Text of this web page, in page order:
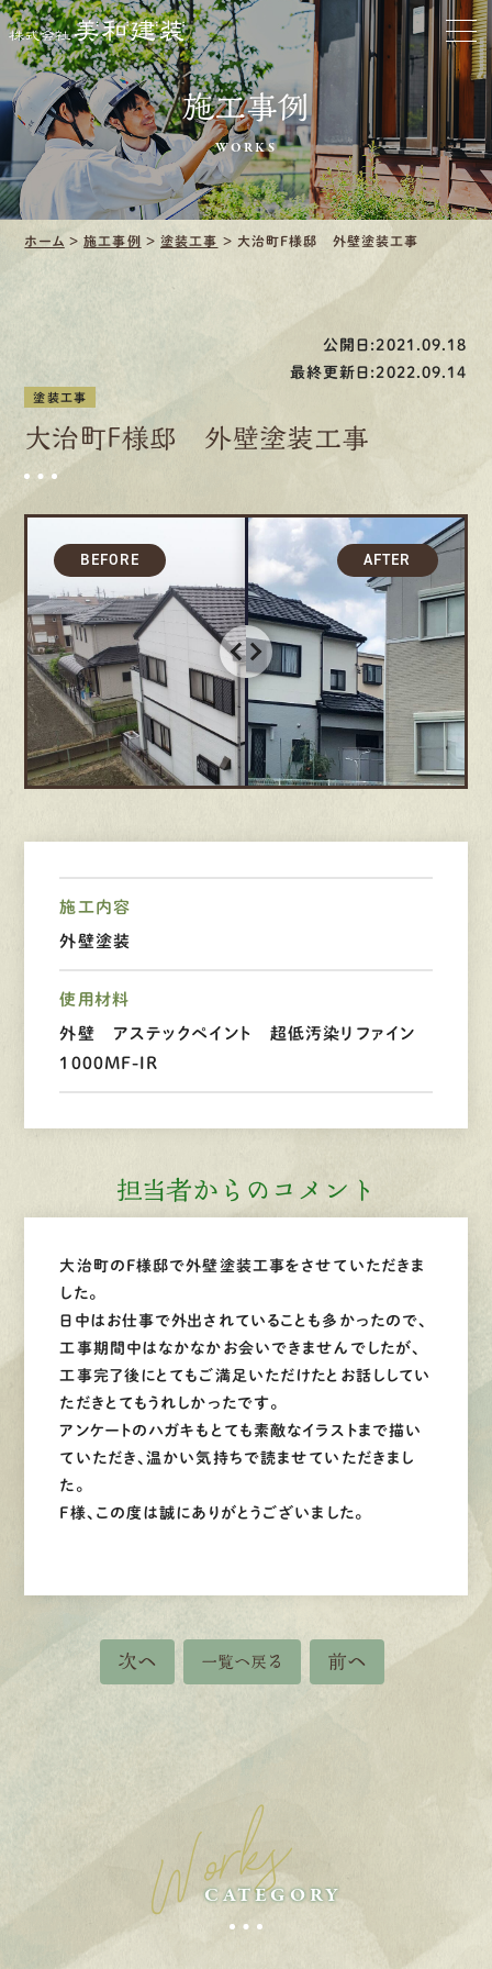
ホーム
お家をきれいに
会社をきれいに
クリーニング
施工事例
募集要項
先輩インタビュー
エントリー
有資格者が、無 料建 物診断いたします!!
0120-44-2605
営業時間 8:00−18:00 ｜
施工事例
WORKS
ホーム >施工事例 >塗装工事 > 大治町F様邸 外壁塗装工事
公開日:2021.09.18
最終更新日:2022.09.14
塗装工事
大治町F様邸 外壁塗装工事
施工内容
外壁塗装
使用材料
外壁 アステックペイント 超低汚染リファイン
1000MF-IR
担当者からのコメント
大治町のF様邸で外壁塗装工事をさせていただきま
した。
日中はお仕事で外出されていることも多かったので、
工事期間中はなかなかお会いできませんでしたが、
工事完了後にとてもご満足いただけたとお話ししてい
ただきとてもうれしかったです。
アンケートのハガキもとても素敵なイラストまで描い
ていただき、温かい気持ちで読ませていただきまし
た。
F様、この度は誠にありがとうございました。
次へ 一覧へ戻る 前へ
Works
CATEGORY